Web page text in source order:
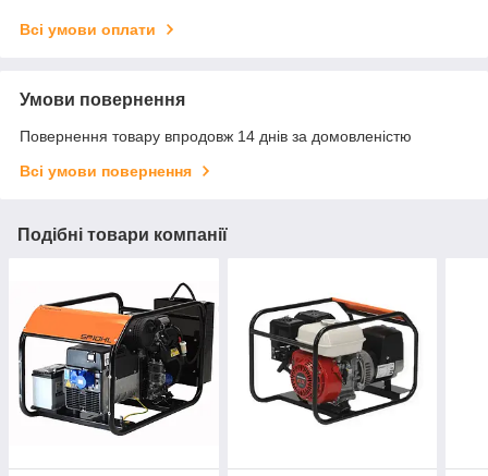
Всі умови оплати
Умови повернення
Повернення товару впродовж 14 днів за домовленістю
Всі умови повернення
Подібні товари компанії